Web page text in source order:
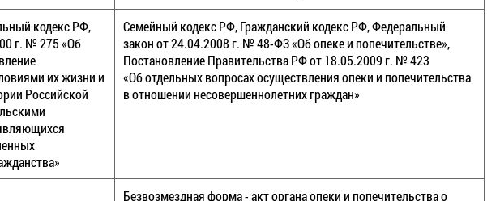
кодекс РФ,
г. № 275 «Об
их жизни и
Российской
Семейный кодекс РФ, Гражданский кодекс РФ, Федеральный
закон от 24.04.2008 г. № 48-ФЗ «Об опеке и попечительстве»,
Постановление Правительства РФ от 18.05.2009 г. № 423
«Об отдельных вопросах осуществления опеки и попечительства
в отношении несовершеннолетних граждан»
Безвозмездная форма - акт органа опеки и попечительства о